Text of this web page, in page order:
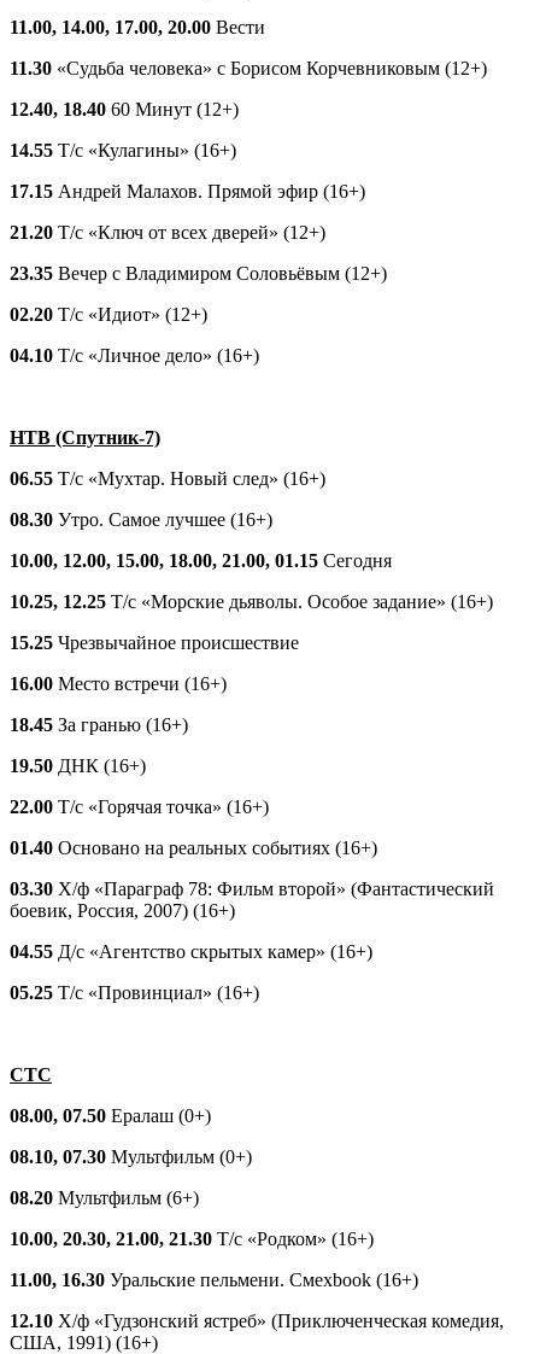
11.00, 14.00, 17.00, 20.00 Вести
11.30 «Судьба человека» с Борисом Корчевниковым (12+)
12.40, 18.40 60 Минут (12+)
14.55 Т/с «Кулагины» (16+)
17.15 Андрей Малахов. Прямой эфир (16+)
21.20 Т/с «Ключ от всех дверей» (12+)
23.35 Вечер с Владимиром Соловьёвым (12+)
02.20 Т/с «Идиот» (12+)
04.10 Т/с «Личное дело» (16+)
НТВ (Спутник-7)
06.55 Т/с «Мухтар. Новый след» (16+)
08.30 Утро. Самое лучшее (16+)
10.00, 12.00, 15.00, 18.00, 21.00, 01.15 Сегодня
10.25, 12.25 Т/с «Морские дьяволы. Особое задание» (16+)
15.25 Чрезвычайное происшествие
16.00 Место встречи (16+)
18.45 За гранью (16+)
19.50 ДНК (16+)
22.00 Т/с «Горячая точка» (16+)
01.40 Основано на реальных событиях (16+)
03.30 Х/ф «Параграф 78: Фильм второй» (Фантастический
боевик, Россия, 2007) (16+)
04.55 Д/с «Агентство скрытых камер» (16+)
05.25 Т/с «Провинциал» (16+)
СТС
08.00, 07.50 Ералаш (0+)
08.10, 07.30 Мультфильм (0+)
08.20 Мультфильм (6+)
10.00, 20.30, 21.00, 21.30 Т/с «Родком» (16+)
11.00, 16.30 Уральские пельмени. Смехbook (16+)
12.10 Х/ф «Гудзонский ястреб» (Приключенческая комедия,
США, 1991) (16+)